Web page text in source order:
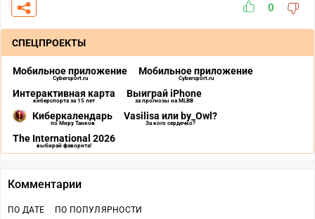
0
СПЕЦПРОЕКТЫ
Мобильное приложение
Cybersport.ru
Мобильное приложение
Cybersport.ru
Интерактивная карта
киберспорта за 15 лет
Выиграй iPhone
за прогнозы на MLBB
Киберкалендарь
по Миру Танков
Vasilisa или by_Owl?
За кого сердечко?
The International 2026
выбирай фаворита!
Комментарии
ПО ДАТЕ ПО ПОПУЛЯРНОСТИ